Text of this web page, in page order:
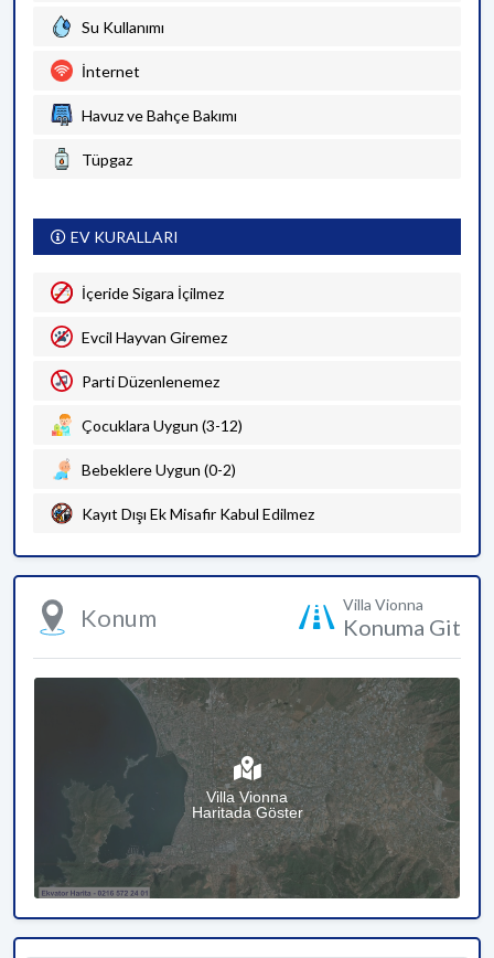
Su Kullanımı
İnternet
Havuz ve Bahçe Bakımı
Tüpgaz
EV KURALLARI
İçeride Sigara İçilmez
Evcil Hayvan Giremez
Parti Düzenlenemez
Çocuklara Uygun (3-12)
Bebeklere Uygun (0-2)
Kayıt Dışı Ek Misafir Kabul Edilmez
Konum Villa Vionna
Konuma Git
Villa Vionna
Haritada Göster